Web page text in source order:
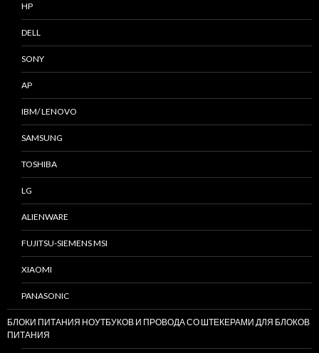
HP
DELL
SONY
AP
IBM/ LENOVO
SAMSUNG
TOSHIBA
LG
ALIENWARE
FUJITSU-SIEMENS MSI
XIAOMI
PANASONIC
БЛОКИ ПИТАНИЯ НОУТБУКОВ И ПРОВОДА СО ШТЕКЕРАМИ ДЛЯ БЛОКОВ
ПИТАНИЯ